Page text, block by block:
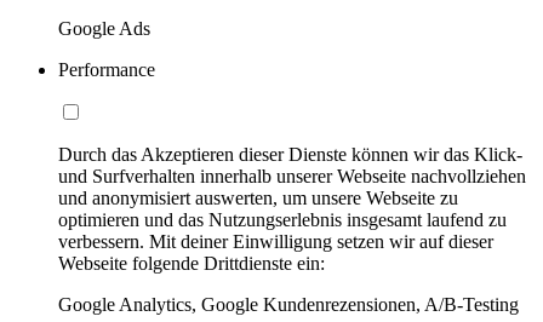
Google Ads
Performance
Durch das Akzeptieren dieser Dienste können wir das Klick-
und Surfverhalten innerhalb unserer Webseite nachvollziehen
und anonymisiert auswerten, um unsere Webseite zu
optimieren und das Nutzungserlebnis insgesamt laufend zu
verbessern. Mit deiner Einwilligung setzen wir auf dieser
Webseite folgende Drittdienste ein:
Google Analytics, Google Kundenrezensionen, A/B-Testing